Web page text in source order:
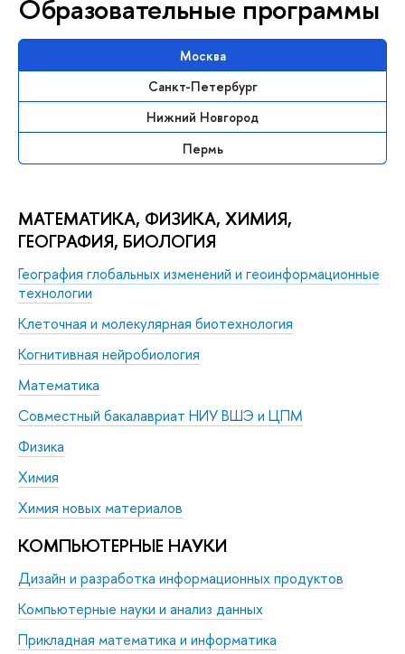
Образовательные программы
Москва
Санкт-Петербург
Нижний Новгород
Пермь
МАТЕМАТИКА, ФИЗИКА, ХИМИЯ,
ГЕОГРАФИЯ, БИОЛОГИЯ
География глобальных изменений и геоинформационные
технологии
Клеточная и молекулярная биотехнология
Когнитивная нейробиология
Математика
Совместный бакалавриат НИУ ВШЭ и ЦПМ
Физика
Химия
Химия новых материалов
КОМПЬЮТЕРНЫЕ НАУКИ
Дизайн и разработка информационных продуктов
Компьютерные науки и анализ данных
Прикладная математика и информатика